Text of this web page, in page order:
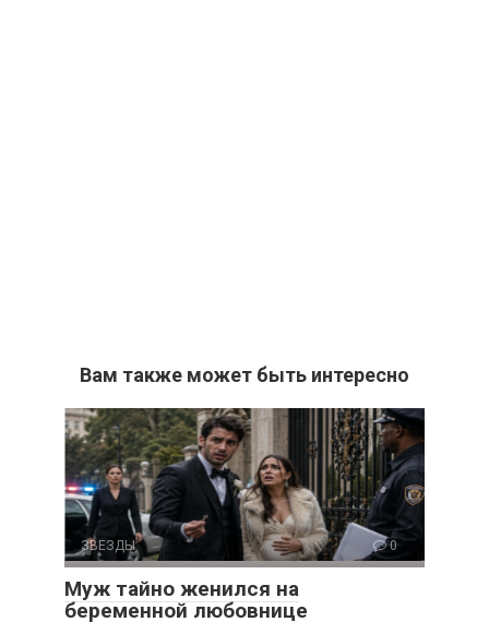
Вам также может быть интересно
ЗВЕЗДЫ 0
Муж тайно женился на
беременной любовнице